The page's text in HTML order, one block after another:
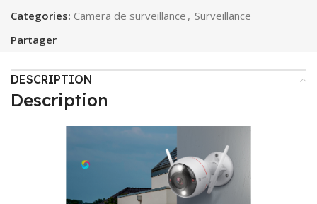
Categories: Camera de surveillance , Surveillance
Partager
DESCRIPTION
Description